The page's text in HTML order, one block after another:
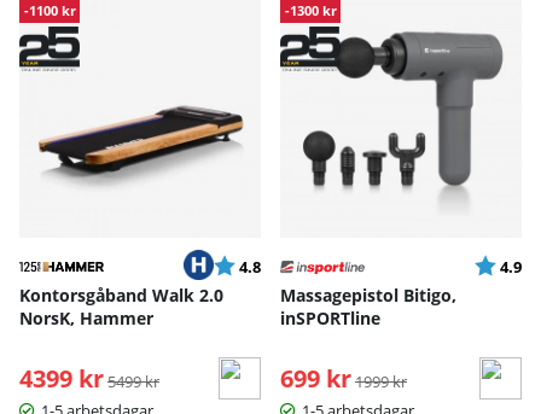
-1100 kr
Betyg:
4.8 utav 5 stjärnor
Kontorsgåband Walk 2.0
NorsK, Hammer
4399 kr Ordinarie pris:
5499 kr
-1300 kr
Betyg:
4.9
Massagepistol Bitigo,
inSPORTline
699 kr Ordinarie pris:
1999 kr